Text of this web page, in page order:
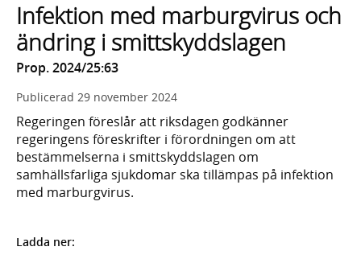
Infektion med marburgvirus och
ändring i smittskyddslagen
Prop. 2024/25:63
Publicerad 29 november 2024
Regeringen föreslår att riksdagen godkänner
regeringens föreskrifter i förordningen om att
bestämmelserna i smittskyddslagen om
samhällsfarliga sjukdomar ska tillämpas på infektion
med marburgvirus.
Ladda ner: